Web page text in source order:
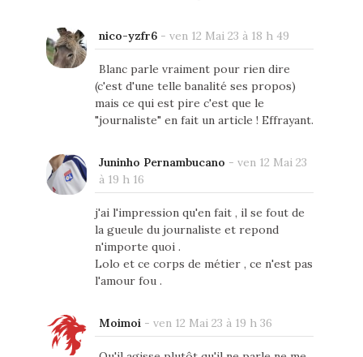
nico-yzfr6- ven 12 Mai 23 à 18 h 49
Blanc parle vraiment pour rien dire
(c'est d'une telle banalité ses propos)
mais ce qui est pire c'est que le
"journaliste" en fait un article ! Effrayant.
Juninho Pernambucano - ven 12 Mai 23
à 19 h 16
j'ai l'impression qu'en fait , il se fout de
la gueule du journaliste et repond
n'importe quoi .
Lolo et ce corps de métier , ce n'est pas
l'amour fou .
Moimoi- ven 12 Mai 23 à 19 h 36